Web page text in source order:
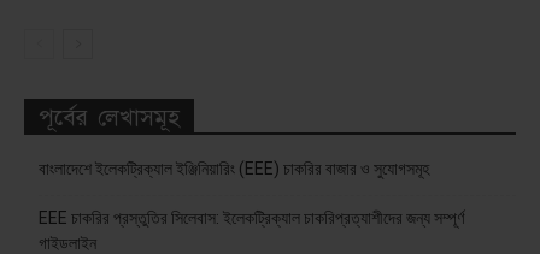
পূর্বের লেখাসমূহ
বাংলাদেশে ইলেকট্রিক্যাল ইঞ্জিনিয়ারিং (EEE) চাকরির বাজার ও সুযোগসমূহ
EEE চাকরির প্রস্তুতির সিলেবাস: ইলেকট্রিক্যাল চাকরিপ্রত্যাশীদের জন্য সম্পূর্ণ
গাইডলাইন